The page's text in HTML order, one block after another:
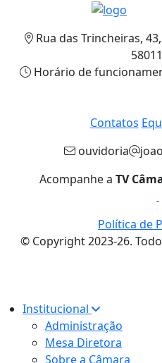
Rua das Trincheiras,
Horário de
Contatos
ouvidoria
Acompanhe a TV
© Copyright 2023-26.
Política de
Institucional
Administração
Mesa Diretora
Sobre a Câmara